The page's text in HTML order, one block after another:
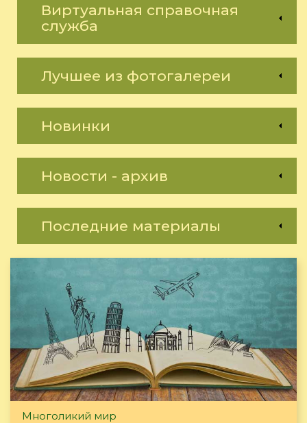
Виртуальная справочная
служба
Лучшее из фотогалереи
Новинки
Новости - архив
Последние материалы
Многоликий мир